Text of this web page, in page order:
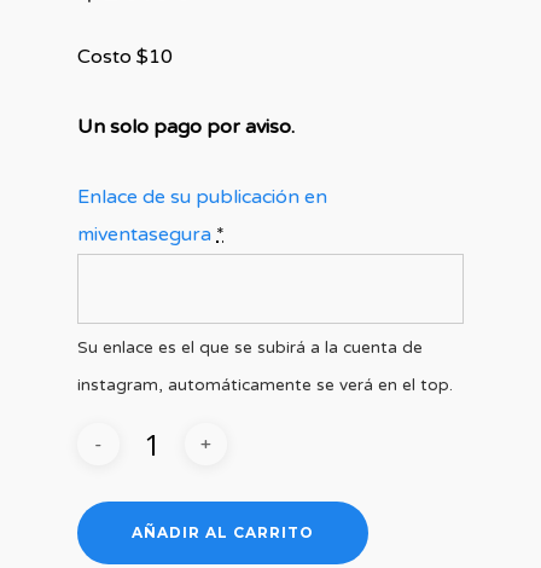
Costo $10
Un solo pago por aviso.
Enlace de su publicación en
miventasegura *
Su enlace es el que se subirá a la cuenta de
instagram, automáticamente se verá en el top.
AÑADIR AL CARRITO